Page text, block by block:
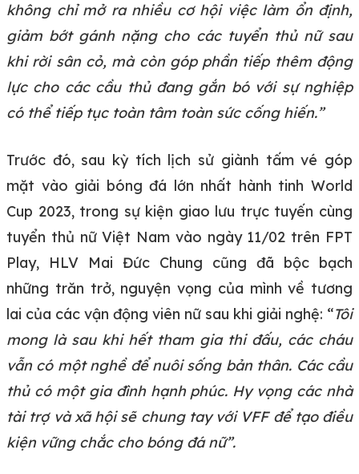
không chỉ mở ra nhiều cơ hội việc làm ổn định,
giảm bớt gánh nặng cho các tuyển thủ nữ sau
khi rời sân cỏ, mà còn góp phần tiếp thêm động
lực cho các cầu thủ đang gắn bó với sự nghiệp
có thể tiếp tục toàn tâm toàn sức cống hiến.”
Trước đó, sau kỳ tích lịch sử giành tấm vé góp
mặt vào giải bóng đá lớn nhất hành tinh World
Cup 2023, trong sự kiện giao lưu trực tuyến cùng
tuyển thủ nữ Việt Nam vào ngày 11/02 trên FPT
Play, HLV Mai Đức Chung cũng đã bộc bạch
những trăn trở, nguyện vọng của mình về tương
lai của các vận động viên nữ sau khi giải nghệ: “Tôi
mong là sau khi hết tham gia thi đấu, các cháu
vẫn có một nghề để nuôi sống bản thân. Các cầu
thủ có một gia đình hạnh phúc. Hy vọng các nhà
tài trợ và xã hội sẽ chung tay với VFF để tạo điều
kiện vững chắc cho bóng đá nữ”.